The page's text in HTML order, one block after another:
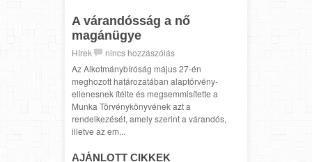
A várandósság a nő
magánügye
Hírek
nincs hozzászólás
Az Alkotmánybíróság május 27-én
meghozott határozatában alaptörvény-
ellenesnek ítélte és megsemmisítette a
Munka Törvénykönyvének azt a
rendelkezését, amely szerint a várandós,
illetve az em...
AJÁNLOTT CIKKEK